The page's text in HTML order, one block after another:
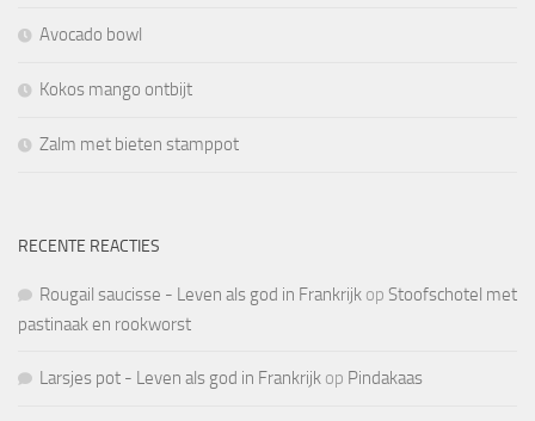
Avocado bowl
Kokos mango ontbijt
Zalm met bieten stamppot
RECENTE REACTIES
Rougail saucisse - Leven als god in Frankrijk op Stoofschotel met
pastinaak en rookworst
Larsjes pot - Leven als god in Frankrijk op Pindakaas